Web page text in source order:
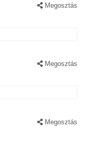
Megosztás
Megosztás
Megosztás